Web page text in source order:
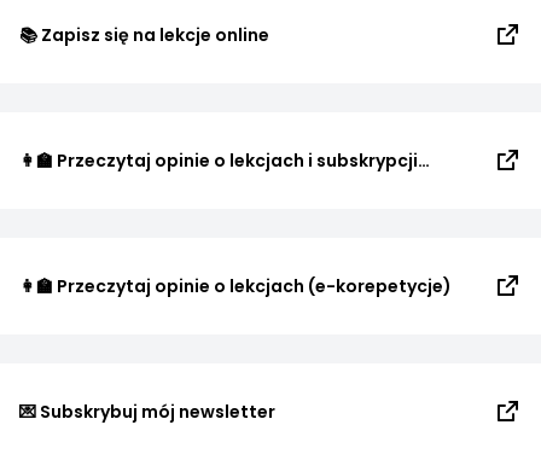
📚 Zapisz się na lekcje online
👩‍🏫 Przeczytaj opinie o lekcjach i subskrypcji
👩‍🏫 Przeczytaj opinie o lekcjach (e-korepetycje)
💌 Subskrybuj mój newsletter